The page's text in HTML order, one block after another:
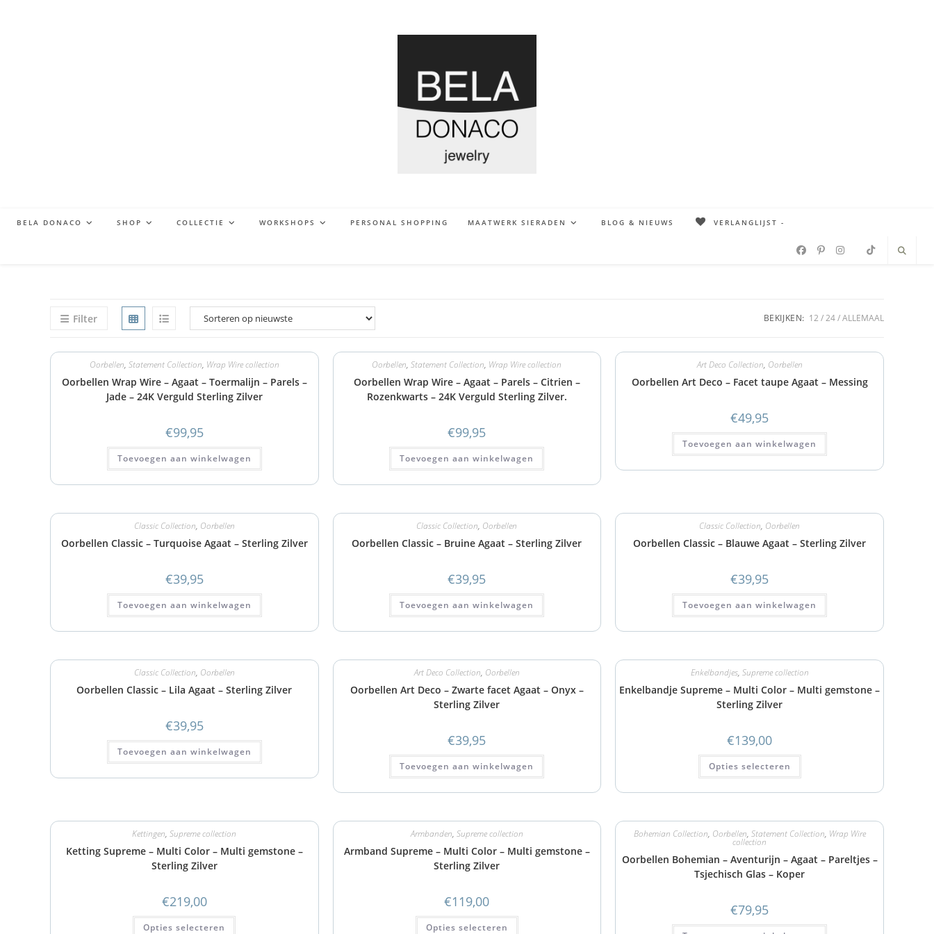
BELA DONACO SHOP COLLECTIE WORKSHOPS PERSONAL SHOPPING MAATWERK SIERADEN BLOG & NIEUWS VERLANGLIJST -
Filter BEKIJKEN: 12 24 ALLEMAAL
Oorbellen, Statement Collection, Wrap Wire collection
Oorbellen Wrap Wire – Agaat – Toermalijn – Parels –
Jade – 24K Verguld Sterling Zilver
€99,95
Toevoegen aan winkelwagen
Oorbellen,Statement Collection, Wrap Wire collection
Oorbellen Wrap Wire – Agaat – Parels – Citrien –
Rozenkwarts – 24K Verguld Sterling Zilver.
€99,95
Toevoegen aan winkelwagen
Art Deco Collection, Oorbellen
Oorbellen Art Deco – Facet taupe Agaat – Messing
€49,95
Toevoegen aan winkelwagen
Classic Collection, Oorbellen
Oorbellen Classic – Turquoise Agaat – Sterling Zilver
€39,95
Toevoegen aan winkelwagen
Classic Collection, Oorbellen
Oorbellen Classic – Bruine Agaat – Sterling Zilver
€39,95
Toevoegen aan winkelwagen
Classic Collection, Oorbellen
Oorbellen Classic – Blauwe Agaat – Sterling Zilver
€39,95
Toevoegen aan winkelwagen
Classic Collection, Oorbellen
Oorbellen Classic – Lila Agaat – Sterling Zilver
€39,95
Toevoegen aan winkelwagen
Art Deco Collection, Oorbellen
Oorbellen Art Deco – Zwarte facet Agaat – Onyx –
Sterling Zilver
€39,95
Toevoegen aan winkelwagen
Enkelbandjes, Supreme collection
Enkelbandje Supreme – Multi Color – Multi gemstone –
Sterling Zilver
€139,00
Opties selecteren
Kettingen,Supreme collection
Ketting Supreme – Multi Color – Multi gemstone –
Sterling Zilver
€219,00
Opties selecteren
Armbanden, Supreme collection
Armband Supreme – Multi Color – Multi gemstone –
Sterling Zilver
€119,00
Opties selecteren
Bohemian Collection, Oorbellen, Statement Collection, Wrap Wire
collection
Oorbellen Bohemian – Aventurijn – Agaat – Pareltjes –
Tsjechisch Glas – Koper
€79,95